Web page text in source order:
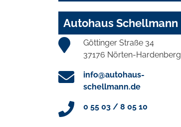
Autohaus Schellmann
Göttinger Straße 34
37176 Nörten-Hardenberg
info@autohaus-
schellmann.de
0 55 03 / 8 05 10